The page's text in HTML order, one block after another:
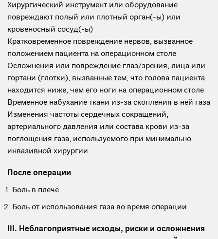
Хирургический инструмент или оборудование
повреждают полый или плотный орган(-ы) или
кровеносный сосуд(-ы)
Кратковременное повреждение нервов, вызванное
положением пациента на операционном столе
Осложнения или повреждение глаз/зрения, лица или
гортани (глотки), вызванные тем, что голова пациента
находится ниже, чем его ноги на операционном столе
Временное набухание ткани из-за скопления в ней газа
Изменения частоты сердечных сокращений,
артериального давления или состава крови из-за
поглощения газа, используемого при минимально
инвазивной хирургии
После операции
Боль в плече
Боль от использования газа во время операции
III. Неблагоприятные исходы, риски и осложнения